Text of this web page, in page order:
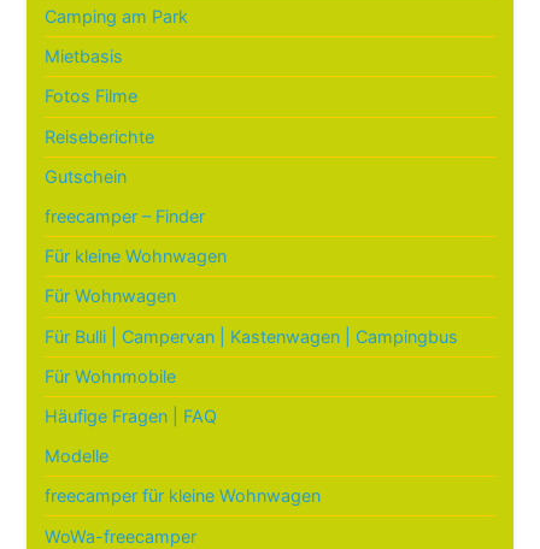
Camping am Park
Mietbasis
Fotos Filme
Reiseberichte
Gutschein
freecamper – Finder
Für kleine Wohnwagen
Für Wohnwagen
Für Bulli | Campervan | Kastenwagen | Campingbus
Für Wohnmobile
Häufige Fragen | FAQ
Modelle
freecamper für kleine Wohnwagen
WoWa-freecamper